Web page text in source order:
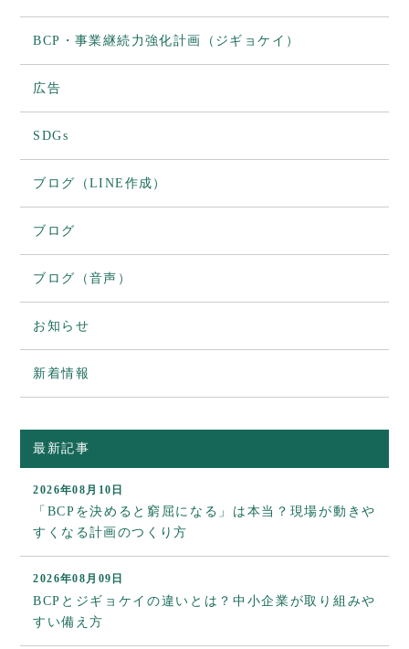
BCP・事業継続力強化計画（ジギョケイ）
広告
SDGs
ブログ（LINE作成）
ブログ
ブログ（音声）
お知らせ
新着情報
最新記事
2026年08月10日
「BCPを決めると窮屈になる」は本当？現場が動きや
すくなる計画のつくり方
2026年08月09日
BCPとジギョケイの違いとは？中小企業が取り組みや
すい備え方